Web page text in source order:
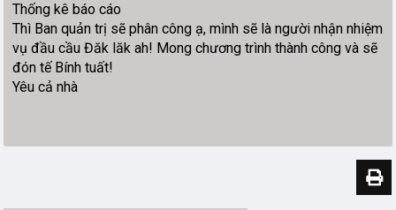
Thống kê báo cáo
Thì Ban quản trị sẽ phân công ạ, mình sẽ là người nhận nhiệm
vụ đầu cầu Đăk lăk ah! Mong chương trình thành công và sẽ
đón tế Bính tuất!
Yêu cả nhà